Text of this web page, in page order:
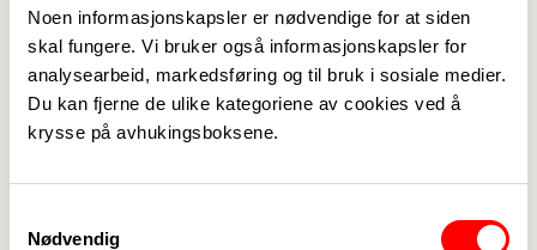
Noen informasjonskapsler er nødvendige for at siden
skal fungere. Vi bruker også informasjonskapsler for
analysearbeid, markedsføring og til bruk i sosiale medier.
Du kan fjerne de ulike kategoriene av cookies ved å
krysse på avhukingsboksene.
Nødvendig
Publisert 04. mar. 2022
Sist oppdatert: 04. mar. 2022